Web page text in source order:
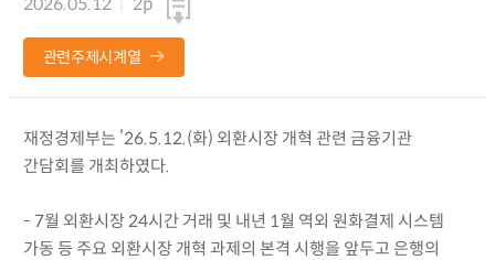
관련주제시계열
재정경제부는 ’26.5.12.(화) 외환시장 개혁 관련 금융기관
간담회를 개최하였다.
- 7월 외환시장 24시간 거래 및 내년 1월 역외 원화결제 시스템
가동 등 주요 외환시장 개혁 과제의 본격 시행을 앞두고 은행의